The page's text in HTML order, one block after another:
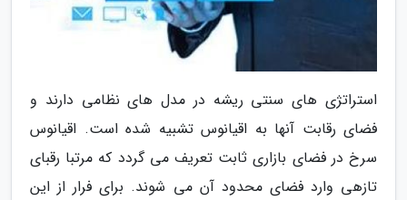
استراتژی های سنتی ریشه در مدل های نظامی دارند و
فضای رقابت آنها به اقیانوس تشبیه شده است. اقیانوس
سرخ در فضای بازاری ثابت تعریف می گردد که مرتبا رقبای
تازهی وارد فضای محدود آن می شوند. برای فرار از این